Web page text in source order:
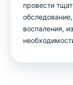
провести
воспаления,